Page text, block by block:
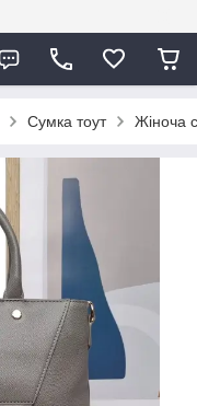
Сумка тоут Жіноча